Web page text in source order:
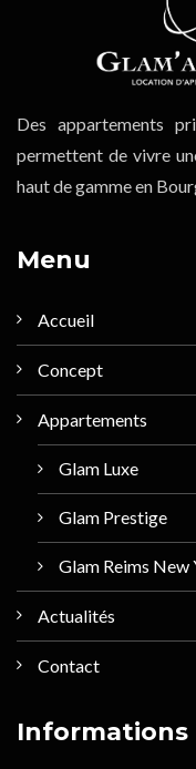
Des appartements
permettent de vivre
haut de gamme en
Menu
Accueil
Concept
Appartements
Glam Luxe
Glam Prestige
Glam Reims New
Actualités
Contact
Informations